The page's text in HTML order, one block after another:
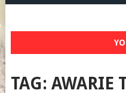
TAG: AWARIE